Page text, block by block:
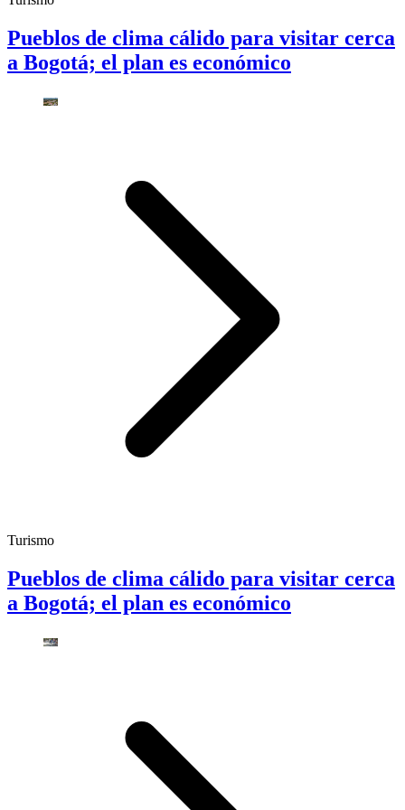
Pueblos de clima cálido para visitar cerca
a Bogotá; el plan es económico
Turismo
Pueblos de clima cálido para visitar cerca
a Bogotá; el plan es económico